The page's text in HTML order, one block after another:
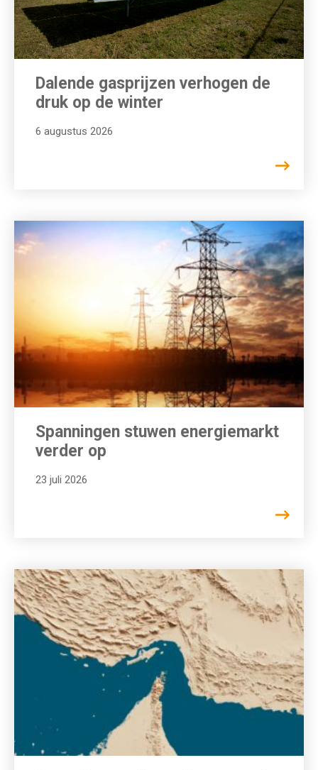
Dalende gasprijzen verhogen de
druk op de winter
6 augustus 2026
Spanningen stuwen energiemarkt
verder op
23 juli 2026